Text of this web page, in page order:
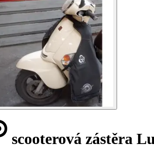
scooterová zástěra